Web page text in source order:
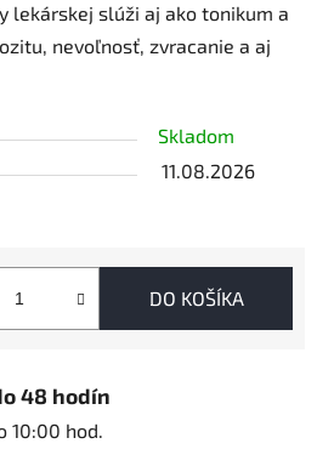
lekárskej slúži aj ako tonikum a
nevoľnosť, zvracanie a aj
Skladom
11.08.2026
DO KOŠÍKA
48 hodín
10:00 hod.